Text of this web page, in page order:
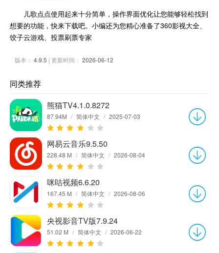
儿歌点点使用起来十分简单，操作界面优化让您能够轻松找到
想要的功能，快来下载吧。小编还为您精心准备了360影视大全、
饺子云游戏、投票刷票专家
版本： 4.9.5 | 更新时间： 2026-06-12
同类推荐
熊猫TV4.1.0.8272
87.94M / 简体中文 / 2025-07-03
网易云音乐9.5.50
228.48 M / 简体中文 / 2026-08-04
咪咕视频6.6.20
167.45 M / 简体中文 / 2026-08-06
央视影音TV版7.9.24
51.02 M / 简体中文 / 2026-06-22